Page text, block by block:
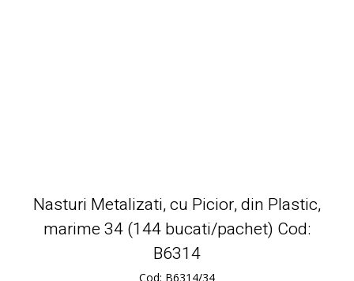
Nasturi Metalizati, cu Picior, din Plastic,
marime 34 (144 bucati/pachet) Cod:
B6314
Cod: B6314/34